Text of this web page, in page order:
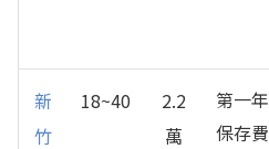
新
竹
18~40
2.2
萬
第一年
保存費